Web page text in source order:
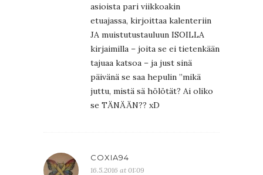
asioista pari viikkoakin
etuajassa, kirjoittaa kalenteriin
JA muistutustauluun ISOILLA
kirjaimilla – joita se ei tietenkään
tajuaa katsoa – ja just sinä
päivänä se saa hepulin ”mikä
juttu, mistä sä hölötät? Ai oliko
se TÄNÄÄN?? xD
COXIA94
16.5.2016 at 01:09